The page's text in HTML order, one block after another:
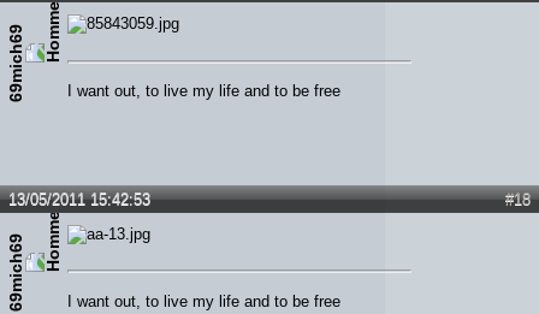
69mich69 I want out, to live my life and to be free
#18
13/05/2011 15:42:53
69mich69 I want out, to live my life and to be free